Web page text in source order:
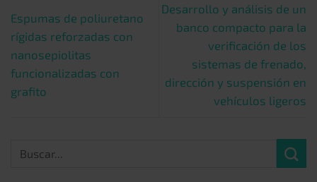
Espumas de poliuretano
rígidas reforzadas con
nanosepiolitas
funcionalizadas con
grafito
Desarrollo y análisis de un
banco compacto para la
verificación de los
sistemas de frenado,
dirección y suspensión en
vehículos ligeros